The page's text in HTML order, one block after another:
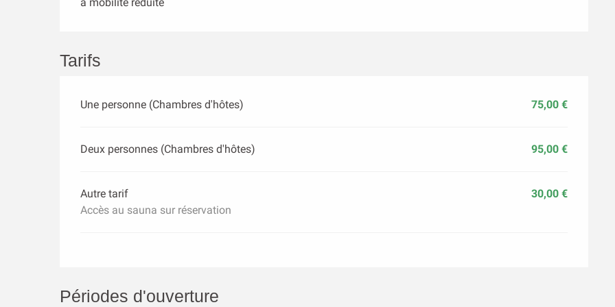
Tarifs
Une personne (Chambres d'hôtes) 75,00 €
Deux personnes (Chambres d'hôtes) 95,00 €
Autre tarif
Accès au sauna sur réservation
30,00 €
Périodes d'ouverture